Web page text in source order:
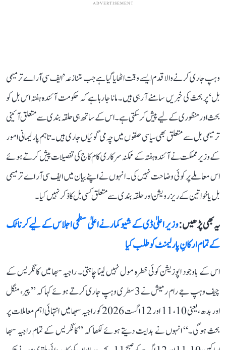
ADVERTISEMENT
وہپ جاری کرنے والا قدم ایسے وقت اٹھایا گیا ہے جب متنازعہ ’ایف سی آر اے ترمیمی
بل‘ پر بحث کی خبریں سامنے آ رہی ہیں۔ مانا جا رہا ہے کہ حکومت آئندہ ہفتہ اس بل کو
بحث اور منظوری کے لیے پیش کر سکتی ہے۔ اس کے ساتھ ہی حلقہ بندی سے متعلق آئینی
ترمیمی بل سے متعلق بھی سیاسی حلقوں میں چہ می گوئیاں جاری ہیں۔ تاہم پارلیمانی امور
کے وزیر مملکت نے آئندہ ہفتہ کے ممکنہ سرکاری کام کاج کی تفصیلات پیش کرتے ہوئے
اس معاملے پر کوئی وضاحت نہیں کی۔ انہوں نے اپنے بیان میں ایف سی آر اے ترمیمی
بل یا خواتین کے ریزرویشن اور حلقہ بندی سے متعلق کسی بل کا ذکر نہیں کیا۔
یہ بھی پڑھیں :وزیر اعلیٰ ڈی کے شیوکمار نے اعلیٰ سطحی اجلاس کے لیے کرناٹک
کے تمام ارکانِ پارلیمنٹ کو طلب کیا
اس کے باوجود اپوزیشن کوئی خطرہ مول نہیں لینا چاہتی۔ راجیہ سبھا میں کانگریس کے
چیف وہپ جے رام رمیش نے 3 سطری وہپ جاری کرتے ہوئے کہا کہ ’’پیر، منگل
اور بدھ، یعنی 10، 11 اور 12 اگست 2026 کو راجیہ سبھا میں انتہائی اہم معاملات پر
بحث ہوگی۔‘‘ انہوں نے ہدایت دیتے ہوئے لکھا کہ ’’کانگریس کے تمام راجیہ سبھا